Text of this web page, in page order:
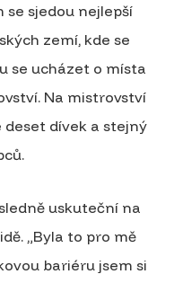
se sjedou nejlepší
zemí, kde se
se ucházet o místa
Na mistrovství
dívek a stejný
uskuteční na
„Byla to pro mě
bariéru jsem si